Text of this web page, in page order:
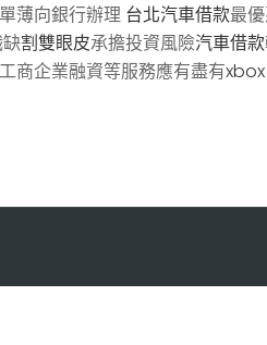
薄向銀行辦理 台北汽車借款最
割雙眼皮承擔投資風險汽車借款
商企業融資等服務應有盡有